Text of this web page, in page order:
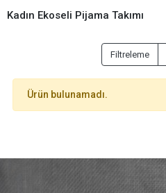
Kadın Ekoseli Pijama Takımı
Filtreleme
Ürün bulunamadı.